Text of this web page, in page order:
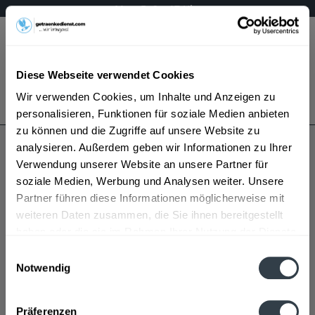
Diese Webseite verwendet Cookies
Wir verwenden Cookies, um Inhalte und Anzeigen zu
personalisieren, Funktionen für soziale Medien anbieten
zu können und die Zugriffe auf unsere Website zu
analysieren. Außerdem geben wir Informationen zu Ihrer
Verwendung unserer Website an unsere Partner für
soziale Medien, Werbung und Analysen weiter. Unsere
Partner führen diese Informationen möglicherweise mit
weiteren Daten zusammen, die Sie ihnen bereitgestellt
Notwendig
Präferenzen
Mo – Fr 9 – 17 Uhr
Menü
Bestellung widerrufen
Es gilt unsere Datenschutzerklärung
Sachsenkrone
Sachsenkrone wird in den folgenden Regionen,
Städten, Orten und Postleitzahl-Gebieten geliefert